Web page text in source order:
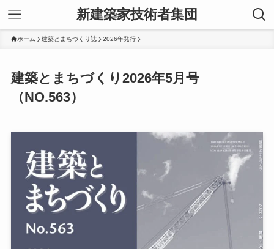
新建築家技術者集団
ホーム 建築とまちづくり誌 2026年発行
建築とまちづくり2026年5月号
（NO.563）